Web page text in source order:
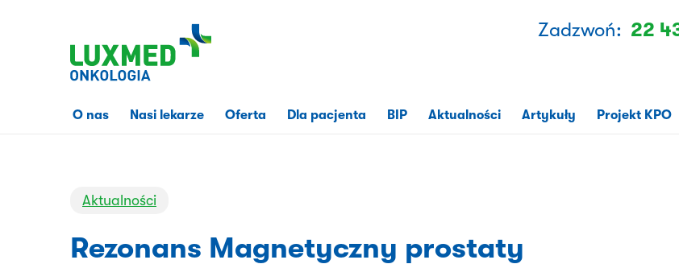
Zadzwoń: 22
O nas Nasi lekarze Oferta Dla pacjenta BIP Aktualności Artykuły Projekt KPO
Aktualności
Rezonans Magnetyczny prostaty